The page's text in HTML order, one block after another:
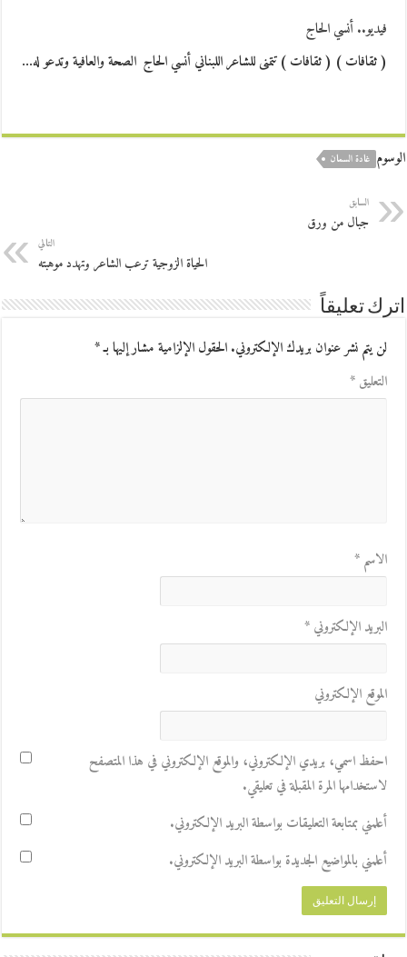
فيديو.. أنسي الحاج
( ثقافات ) ( ثقافات ) تتمنى للشاعر اللبناني أنسي الحاج الصحة والعافية وتدعو له…
الوسوم غادة السمان
السابق
جبال من ورق
التالي
الحياة الزوجية ترعب الشاعر وتهدد موهبته
اترك تعليقاً
لن يتم نشر عنوان بريدك الإلكتروني.الحقول الإلزامية مشار إليها بـ*
التعليق*
الاسم*
البريد الإلكتروني*
الموقع الإلكتروني
احفظ اسمي، بريدي الإلكتروني، والموقع الإلكتروني في هذا المتصفح
لاستخدامها المرة المقبلة في تعليقي.
أعلمني بمتابعة التعليقات بواسطة البريد الإلكتروني.
أعلمني بالمواضيع الجديدة بواسطة البريد الإلكتروني.